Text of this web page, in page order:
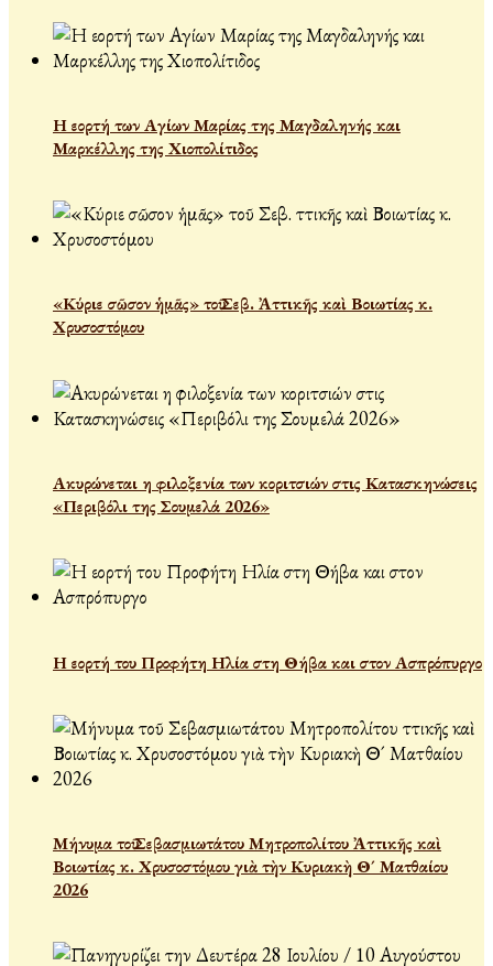
Η εορτή των Αγίων Μαρίας της Μαγδαληνής και
Μαρκέλλης της Χιοπολίτιδος
«Κύριε σῶσον ἡμᾶς» τοῦ Σεβ. Ἀττικῆς καὶ Βοιωτίας κ.
Χρυσοστόμου
Ακυρώνεται η φιλοξενία των κοριτσιών στις Κατασκηνώσεις
«Περιβόλι της Σουμελά 2026»
Η εορτή του Προφήτη Ηλία στη Θήβα και στον Ασπρόπυργο
Μήνυμα τοῦ Σεβασμιωτάτου Μητροπολίτου Ἀττικῆς καὶ
Βοιωτίας κ. Χρυσοστόμου γιὰ τὴν Κυριακὴ Θ´ Ματθαίου
2026